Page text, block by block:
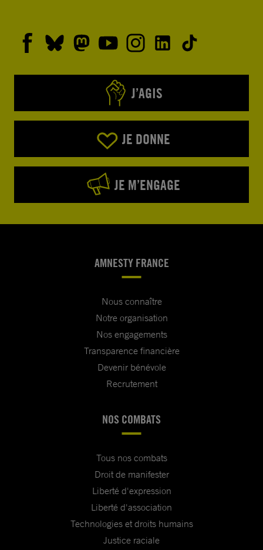
J’AGIS
JE DONNE
JE M’ENGAGE
AMNESTY FRANCE
Nous connaître
Notre organisation
Nos engagements
Transparence financière
Devenir bénévole
Recrutement
NOS COMBATS
Tous nos combats
Droit de manifester
Liberté d'expression
Liberté d'association
Technologies et droits humains
Justice raciale